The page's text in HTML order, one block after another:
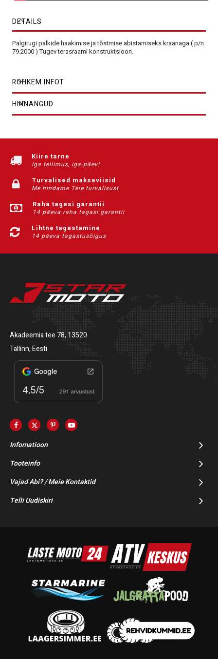
DETAILS
Palgitugi palkide haakimise ja tõstmise abistamiseks kraanaga ( p/n
79.2000 ) Tugev terasraami konstruktsioon.
ROHKEM INFOT
HINNANGUD
Kiire tarne
Iga tellimus, iga päev!
Turvalised makseviisid
Me hindame Teie turvalisust
Raha tagasi garantii
14 päeva raha tagasi garantii
Lihtne tagastamine
14 päeva tagastusõigus
Akadeemia tee 78, 13520
Tallinn, Eesti
Infomatioon
Tooteinfo
Vajad Abi? / Meie Kontaktid
Telli Uudiskiri